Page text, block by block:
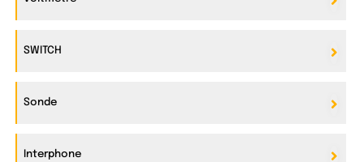
SWITCH
Sonde
Interphone